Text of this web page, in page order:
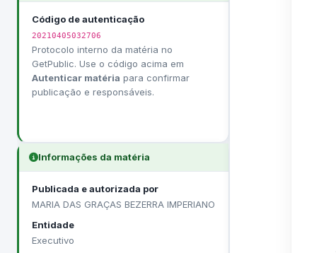
Código de autenticação
20210405032706
Protocolo interno da matéria no
GetPublic. Use o código acima em
Autenticar matéria para confirmar
publicação e responsáveis.
Informações da matéria
Publicada e autorizada por
MARIA DAS GRAÇAS BEZERRA IMPERIANO
Entidade
Executivo